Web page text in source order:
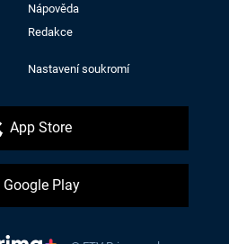
Nápověda
Redakce
Nastavení soukromí
App Store
Google Play